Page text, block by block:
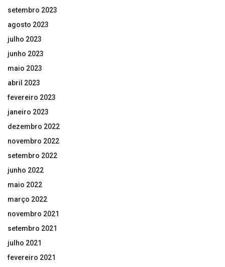
setembro 2023
agosto 2023
julho 2023
junho 2023
maio 2023
abril 2023
fevereiro 2023
janeiro 2023
dezembro 2022
novembro 2022
setembro 2022
junho 2022
maio 2022
março 2022
novembro 2021
setembro 2021
julho 2021
fevereiro 2021